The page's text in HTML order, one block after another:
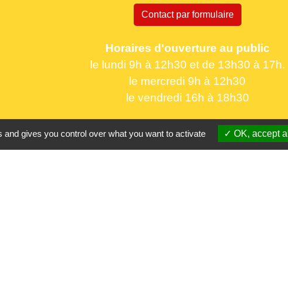
Contact par formulaire
Horaires d'ouverture au public
le lundi 9h à 12h30 et de 13h30 à 17h.
le mercredi 9h à 12h30
le vendredi 16h à 18h30
and gives you control over what you want to activate OK, accept all